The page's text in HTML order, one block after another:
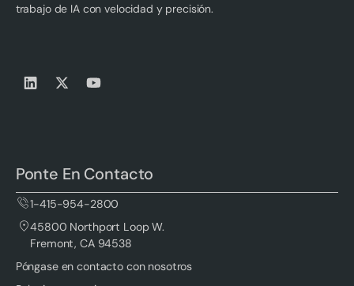
trabajo de IA con velocidad y precisión.
Ponte En Contacto
1-415-954-2800
45800 Northport Loop W.
Fremont, CA 94538
Póngase en contacto con nosotros